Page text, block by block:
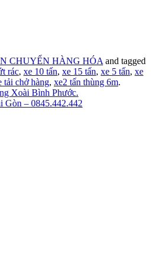
CHUYỂN HÀNG HÓA and tagged
rác, xe 10 tấn, xe 15 tấn, xe 5 tấn, xe
tải chở hàng, xe2 tấn thùng 6m.
Xoài Bình Phước.
Gòn – 0845.442.442